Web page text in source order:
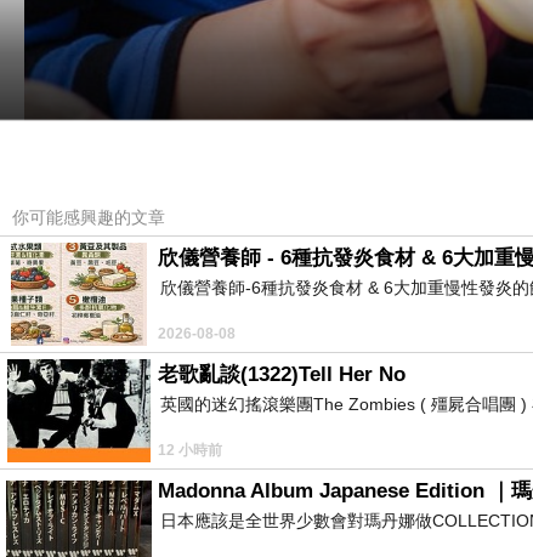
【小米嘛碎碎唸】不入流網白的肺腑告白
文/小米嘛
不久前接到一個“案子”，說案子是好聽，其實不過就是個
你可能感興趣的文章
欣儀營養師 - 6種抗發炎食材 & 6大加重
欣儀營養師-6種抗發炎食材 & 6大加重慢性發炎
2026-08-08
老歌亂談(1322)Tell Her No
英國的迷幻搖滾樂團The Zombies ( 殭屍合唱團
12 小時前
Madonna Album Japanese Edition ｜
日本應該是全世界少數會對瑪丹娜做